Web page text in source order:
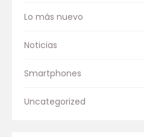
Lo más nuevo
Noticias
Smartphones
Uncategorized